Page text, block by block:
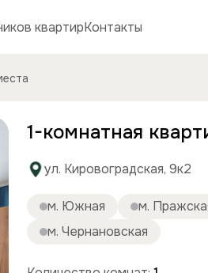
квартирКонтакты
м. Южная
м.
м. Чернановская
ул. Кировоградская, 9к2
1-комнатная